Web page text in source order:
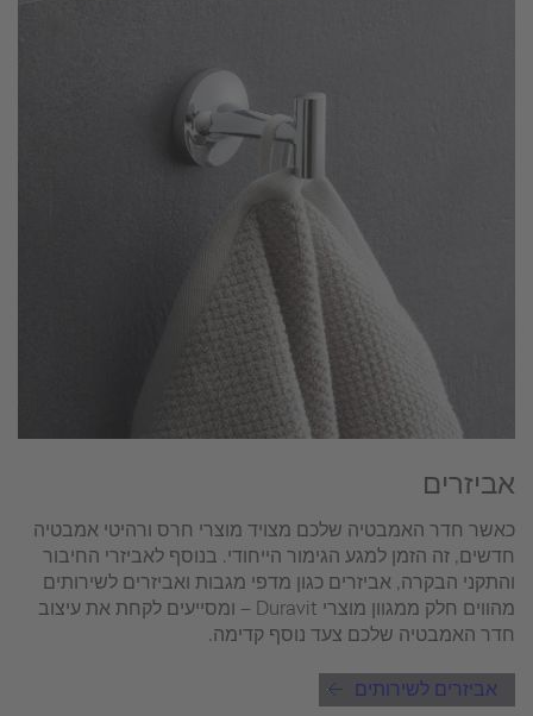
אביזרים
כאשר חדר האמבטיה שלכם מצויד מוצרי חרס ורהיטי אמבטיה
חדשים, זה הזמן למגע הגימור הייחודי. בנוסף לאביזרי החיבור
והתקני הבקרה, אביזרים כגון מדפי מגבות ואביזרים לשירותים
מהווים חלק ממגוון מוצרי Duravit – ומסייעים לקחת את עיצוב
חדר האמבטיה שלכם צעד נוסף קדימה.
אביזרים לשירותים